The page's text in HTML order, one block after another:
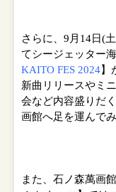
さらに、9月14日(
てシージェッター
KAITO FES 2024】
新曲リリースやミ
会など内容盛りだ
画館へ足を運んで
また、石ノ森萬画